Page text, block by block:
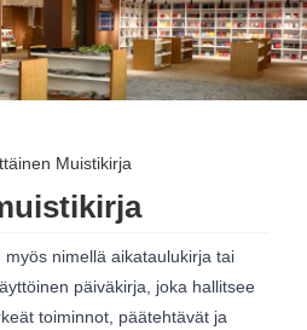
Muistikirja
nimellä aikataulukirja tai
päiväkirja, joka hallitsee
toiminnot, päätehtävät ja